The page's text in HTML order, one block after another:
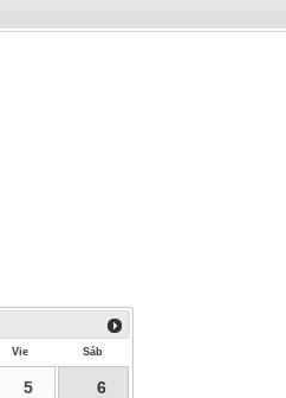
Vie Sáb
5 6